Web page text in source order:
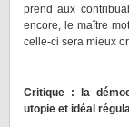
prend aux
encore, le maître
celle-ci sera mieux
Critique : la
utopie et idéal